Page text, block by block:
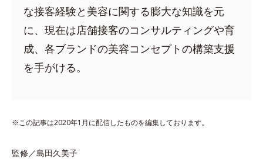
な接客経験と美容に関する膨大な知識を元
に、現在は店舗接客のコンサルティングや育
成、各ブランドの美容コンセプトの構築支援
を手がける。
※この記事は2020年1月に配信したものを編集しております。
監修／島田久美子